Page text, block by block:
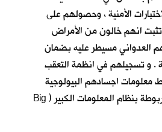
الأمنية ، وحصولهم على
تثبت انهم خالون من الأمراض
العدواني مسيطر عليه بضمان
. و تسجيلهم في انظمة التعقب
معلومات اجسادهم البيولوجية
بهواتفهم الذكية المربوطة بنظام المعلومات الكبير ( Big